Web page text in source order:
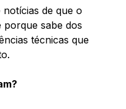
notícias de que o
porque sabe dos
técnicas que